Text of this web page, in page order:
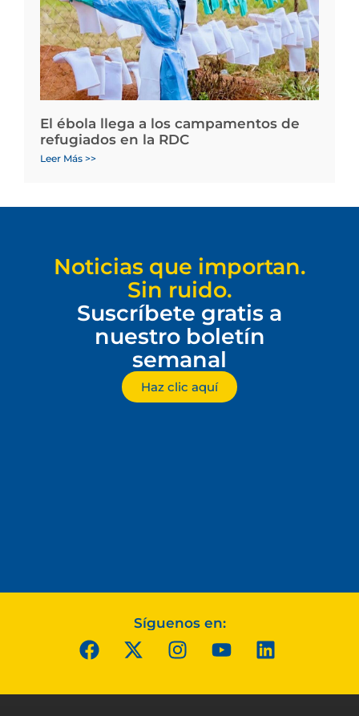
El ébola llega a los campamentos de
refugiados en la RDC
Leer Más >>
Noticias que importan.
Sin ruido.
Suscríbete gratis a
nuestro boletín
semanal
Haz clic aquí
Síguenos en: